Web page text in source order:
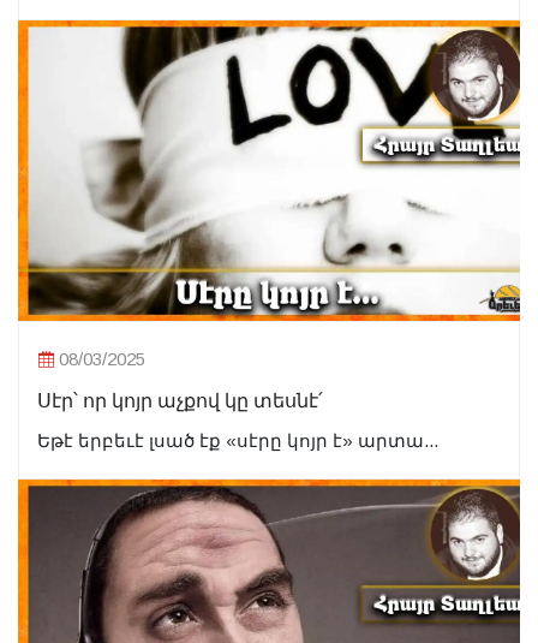
08/03/2025
Սէր՝ որ կոյր աչքով կը տեսնէ՛
Եթէ երբեւէ լսած էք «սէրը կոյր է» արտա...